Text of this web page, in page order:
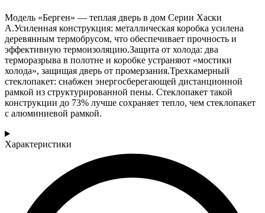
Модель «Берген» — теплая дверь в дом Серии Хаски
A.Усиленная конструкция: металлическая коробка усилена
деревянным термобрусом, что обеспечивает прочность и
эффективную термоизоляцию.Защита от холода: два
терморазрыва в полотне и коробке устраняют «мостики
холода», защищая дверь от промерзания.Трехкамерный
стеклопакет: снабжен энергосберегающей дистанционной
рамкой из структурированной пены. Стеклопакет такой
конструкции до 73% лучше сохраняет тепло, чем стеклопакет
с алюминиевой рамкой.
Характеристики